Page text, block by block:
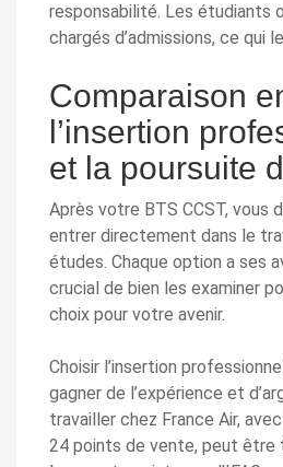
responsabilité. Les étudiants
chargés d’admissions, ce qui
Comparaison
l’insertion
et la poursuite
Après votre BTS CCST, vous
entrer directement dans le
études. Chaque option a ses
crucial de bien les examiner
choix pour votre avenir.
Choisir l’insertion
gagner de l’expérience et
travailler chez France Air,
24 points de vente, peut être